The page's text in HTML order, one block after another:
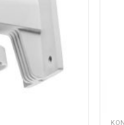
Hozzáadás a